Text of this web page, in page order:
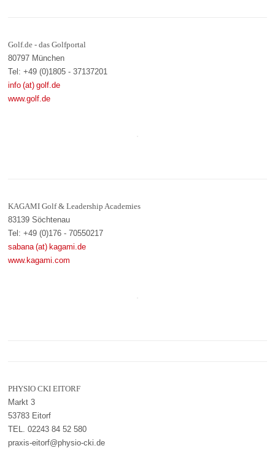
Golf.de - das Golfportal
80797 München
Tel: +49 (0)1805 - 37137201
info (at) golf.de
www.golf.de
KAGAMI Golf & Leadership Academies
83139 Söchtenau
Tel: +49 (0)176 - 70550217
sabana (at) kagami.de
www.kagami.com
PHYSIO CKI EITORF
Markt 3
53783 Eitorf
TEL. 02243 84 52 580
praxis-eitorf@physio-cki.de